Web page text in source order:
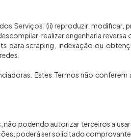
Serviços; (ii) reproduzir, modificar,
realizar engenharia
para scraping, indexação ou
Estes Termos não conferem
não podendo autorizar terceiros a
poderá ser solicitado